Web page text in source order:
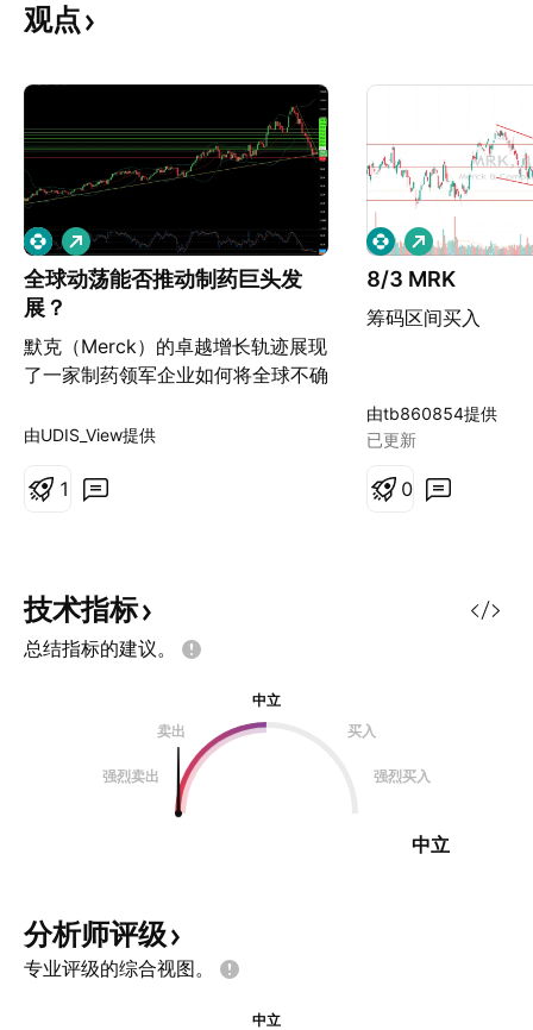
观点
全球动荡能否推动制药巨头发
展？
默克（Merck）的卓越增长轨迹展现
了一家制药领军企业如何将全球不确
了中美贸易争端等地缘政治紧张局
网络分散风险。同时，默克充分利用
克在全球动荡中蓬勃发展，并通过人
口趋势红利确保稳定收益。 默克成
功的核心在于其创新引擎，依托尖端
科学突破和全面的数字化转型。公司
与Moderna在mRNA技术上的合
作，以及Keytruda适应症的不断扩
展，展现了其外部协作与内部研发的
强大能力。默克战略性地整合人工智
做
多
由UDIS_View提供
1
8/3 MRK
筹码区间买入
做
多
由tb860854提供
已更新
0
技术指标
总结指标的建议。
中立
卖出
买入
强烈卖出 强烈买入
中立
分析师评级
专业评级的综合视图。
中立